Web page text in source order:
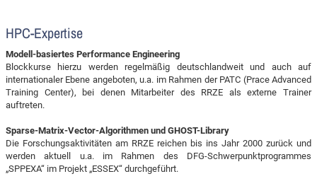
HPC-Expertise
Modell-basiertes Performance Engineering
Blockkurse hierzu werden regelmäßig deutschlandweit und auch auf
internationaler Ebene angeboten, u.a. im Rahmen der PATC (Prace Advanced
Training Center), bei denen Mitarbeiter des RRZE als externe Trainer
auftreten.
Sparse-Matrix-Vector-Algorithmen und GHOST-Library
Die Forschungsaktivitäten am RRZE reichen bis ins Jahr 2000 zurück und
werden aktuell u.a. im Rahmen des DFG-Schwerpunktprogrammes
„SPPEXA“ im Projekt „ESSEX“ durchgeführt.